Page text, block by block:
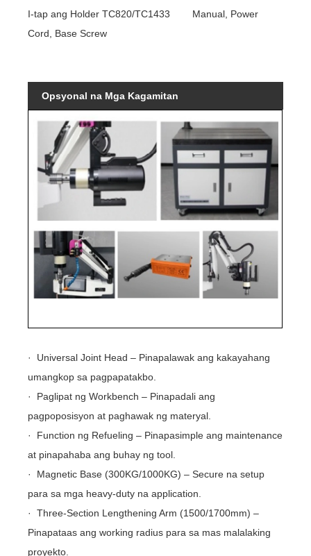
I-tap ang Holder TC820/TC1433 Manual, Power
Cord, Base Screw
Opsyonal na Mga Kagamitan
· Universal Joint Head – Pinapalawak ang kakayahang
umangkop sa pagpapatakbo.
· Paglipat ng Workbench – Pinapadali ang
pagpoposisyon at paghawak ng materyal.
· Function ng Refueling – Pinapasimple ang maintenance
at pinapahaba ang buhay ng tool.
· Magnetic Base (300KG/1000KG) – Secure na setup
para sa mga heavy-duty na application.
· Three-Section Lengthening Arm (1500/1700mm) –
Pinapataas ang working radius para sa mas malalaking
proyekto.